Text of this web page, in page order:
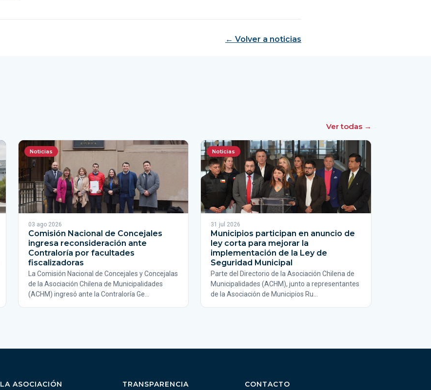
← Volver a noticias
Ver todas →
Noticias
03 ago 2026
Comisión Nacional de Concejales
ingresa reconsideración ante
Contraloría por facultades
fiscalizadoras
La Comisión Nacional de Concejales y Concejalas
de la Asociación Chilena de Municipalidades
(ACHM) ingresó ante la Contraloría Ge…
Noticias
31 jul 2026
Municipios participan en anuncio de
ley corta para mejorar la
implementación de la Ley de
Seguridad Municipal
Parte del Directorio de la Asociación Chilena de
Municipalidades (ACHM), junto a representantes
de la Asociación de Municipios Ru…
LA ASOCIACIÓN TRANSPARENCIA CONTACTO